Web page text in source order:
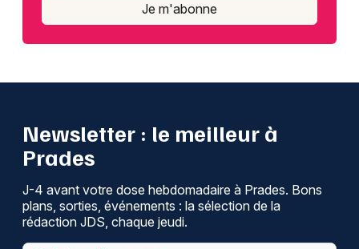
Je m'abonne
Newsletter : le meilleur à
Prades
J-4 avant votre dose hebdomadaire à Prades. Bons
plans, sorties, événements : la sélection de la
rédaction JDS, chaque jeudi.